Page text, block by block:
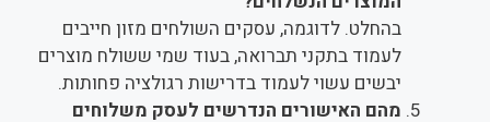
בהחלט. לדוגמה, עסקים השולחים מזון חייבים
לעמוד בתקני תברואה, בעוד שמי ששולח מוצרים
יבשים עשוי לעמוד בדרישות רגולציה פחותות.
מהם האישורים הנדרשים לעסק משלוחים